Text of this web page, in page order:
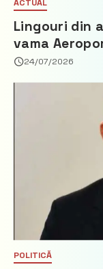
ACTUAL
Lingouri din
vama
24/07/2026
POLITICĂ